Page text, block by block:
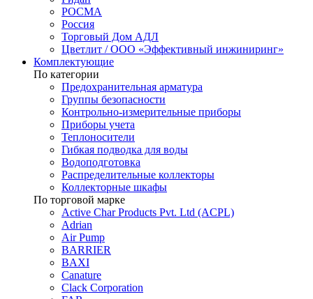
РОСМА
Россия
Торговый Дом АДЛ
Цветлит / ООО «Эффективный инжиниринг»
Комплектующие
По категории
Предохранительная арматура
Группы безопасности
Контрольно-измерительные приборы
Приборы учета
Теплоносители
Гибкая подводка для воды
Водоподготовка
Распределительные коллекторы
Коллекторные шкафы
По торговой марке
Active Char Products Pvt. Ltd (ACPL)
Adrian
Air Pump
BARRIER
BAXI
Canature
Clack Corporation